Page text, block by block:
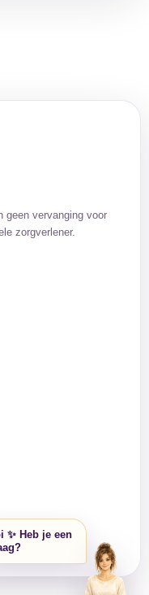
geen vervanging voor
zorgverlener.
✨ Heb je een